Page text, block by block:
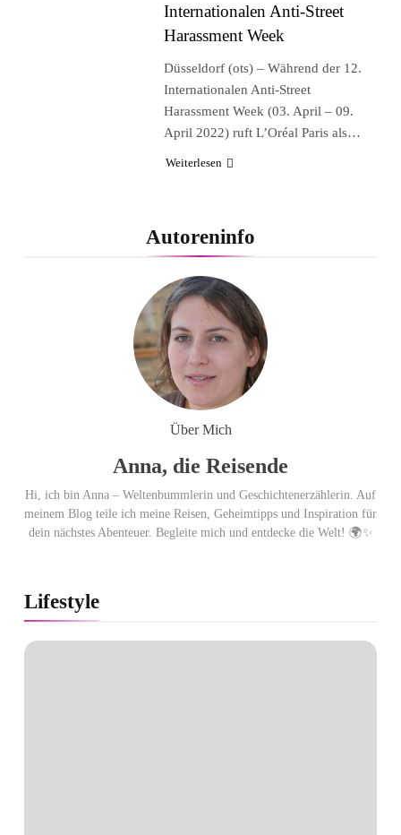
Internationalen Anti-Street
Harassment Week
Düsseldorf (ots) – Während der 12.
Internationalen Anti-Street
Harassment Week (03. April – 09.
April 2022) ruft L’Oréal Paris als…
Weiterlesen
Autoreninfo
Über Mich
Anna, die Reisende
Hi, ich bin Anna – Weltenbummlerin und Geschichtenerzählerin. Auf
meinem Blog teile ich meine Reisen, Geheimtipps und Inspiration für
dein nächstes Abenteuer. Begleite mich und entdecke die Welt! 🌍✨
Lifestyle